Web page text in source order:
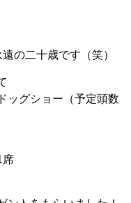
の二十歳です（笑）
ッグショー（予定頭数
席